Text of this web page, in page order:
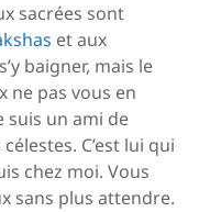
sacrées sont
et aux
baigner, mais le
ne pas vous en
suis un ami de
C’est lui qui
chez moi. Vous
sans plus attendre.